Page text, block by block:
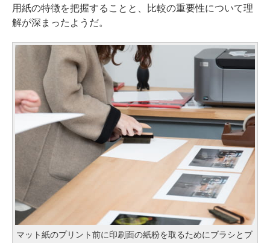
用紙の特徴を把握することと、比較の重要性について理
解が深まったようだ。
マット紙のプリント前に印刷面の紙粉を取るためにブラシとブ